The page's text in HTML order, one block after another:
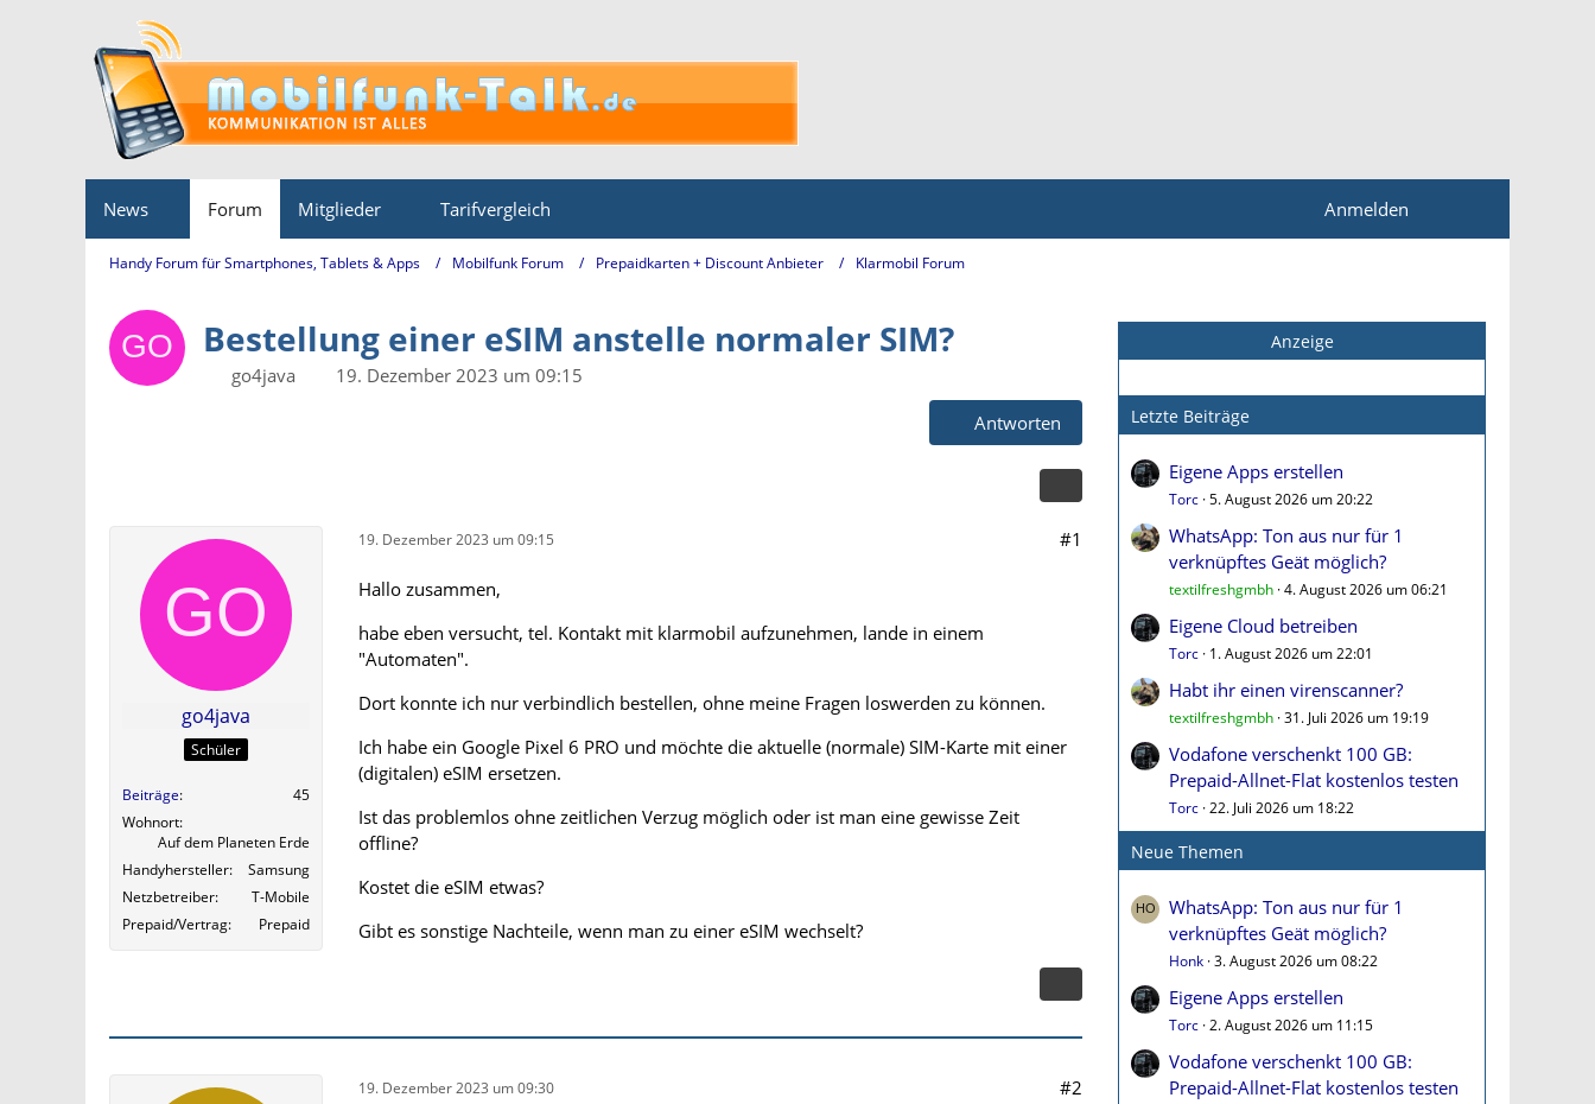
News Forum Mitglieder Tarifvergleich Anmelden
Handy Forum für Smartphones, Tablets & Apps Mobilfunk Forum Prepaidkarten + Discount Anbieter Klarmobil Forum
Bestellung einer eSIM anstelle normaler SIM?
go4java
19. Dezember 2023 um 09:15
Antworten
go4java
Schüler
Beiträge
45
Wohnort
Auf dem Planeten Erde
Handyhersteller
Samsung
Netzbetreiber
T-Mobile
Prepaid/Vertrag
Prepaid
19. Dezember 2023 um 09:15 #1
Hallo zusammen,
habe eben versucht, tel. Kontakt mit klarmobil aufzunehmen, lande in einem
"Automaten".
Dort konnte ich nur verbindlich bestellen, ohne meine Fragen loswerden zu können.
Ich habe ein Google Pixel 6 PRO und möchte die aktuelle (normale) SIM-Karte mit einer
(digitalen) eSIM ersetzen.
Ist das problemlos ohne zeitlichen Verzug möglich oder ist man eine gewisse Zeit
offline?
Kostet die eSIM etwas?
Gibt es sonstige Nachteile, wenn man zu einer eSIM wechselt?
19. Dezember 2023 um 09:30 #2
Anzeige
Letzte Beiträge
Eigene Apps erstellen
Torc 5. August 2026 um 20:22
WhatsApp: Ton aus nur für 1
verknüpftes Geät möglich?
textilfreshgmbh 4. August 2026 um 06:21
Eigene Cloud betreiben
Torc 1. August 2026 um 22:01
Habt ihr einen virenscanner?
textilfreshgmbh 31. Juli 2026 um 19:19
Vodafone verschenkt 100 GB:
Prepaid-Allnet-Flat kostenlos testen
Torc 22. Juli 2026 um 18:22
Neue Themen
WhatsApp: Ton aus nur für 1
verknüpftes Geät möglich?
Honk 3. August 2026 um 08:22
Eigene Apps erstellen
Torc 2. August 2026 um 11:15
Vodafone verschenkt 100 GB:
Prepaid-Allnet-Flat kostenlos testen